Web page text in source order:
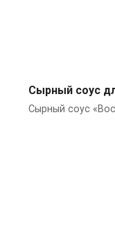
Крем-сыр
Сырный соус
Сырный соус